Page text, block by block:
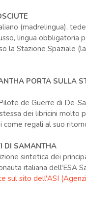
(madrelingua),
lingua obbligatoria
la Stazione Spaziale
PORTA SULLA
de Guerre di De-
dei libricini molto
regali al suo
DI SAMANTHA
sintetica dei
italiana dell'ESA
sul sito dell'ASI